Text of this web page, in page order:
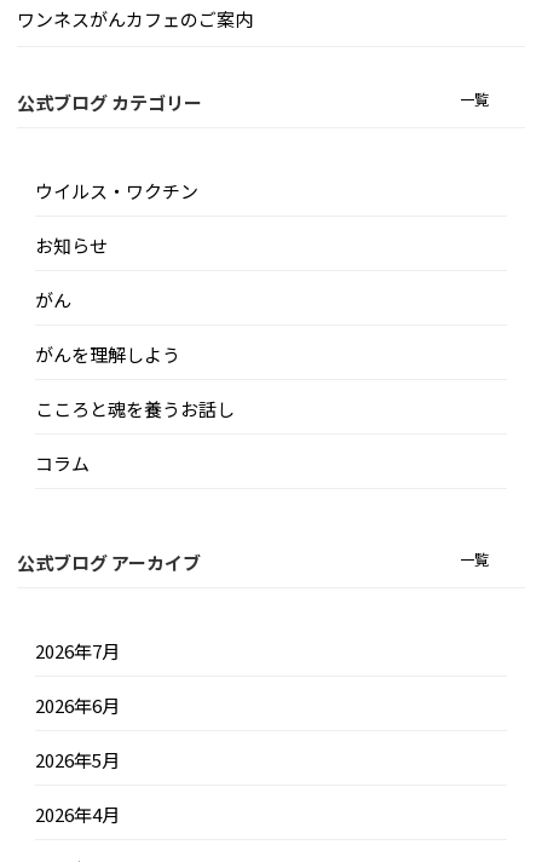
ワンネスがんカフェのご案内
公式ブログ カテゴリー 一覧
ウイルス・ワクチン
お知らせ
がん
がんを理解しよう
こころと魂を養うお話し
コラム
公式ブログ アーカイブ 一覧
2026年7月
2026年6月
2026年5月
2026年4月